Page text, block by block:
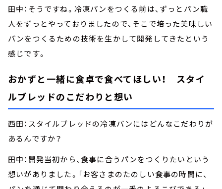
田中：そうですね。冷凍パンをつくる前は、ずっとパン職
人をずっとやっておりましたので、そこで培った美味しい
パンをつくるための技術を生かして開発してきたという
感じです。
おかずと一緒に食卓で食べてほしい！ スタイ
ルブレッドのこだわりと想い
西田：スタイルブレッドの冷凍パンにはどんなこだわりが
あるんですか？
田中：開発当初から、食事に合うパンをつくりたいという
想いがありました。「お客さまのたのしい食事の時間に、